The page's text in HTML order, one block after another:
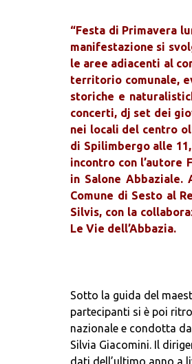
“Festa di Primavera
manifestazione si
le aree adiacenti al
territorio comunale,
storiche e
concerti, dj set dei
nei locali del centro
di Spilimbergo alle
incontro con l’autore
in Salone Abbaziale.
Comune di Sesto al
Silvis, con la
Le Vie dell’Abbazia.
Sotto la guida del
partecipanti si è poi
nazionale e condotta
Silvia Giacomini. Il
dati dell’ultimo anno a